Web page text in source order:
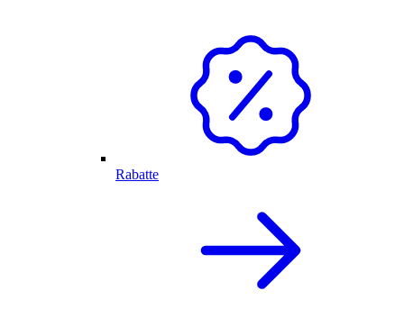
Rabatte